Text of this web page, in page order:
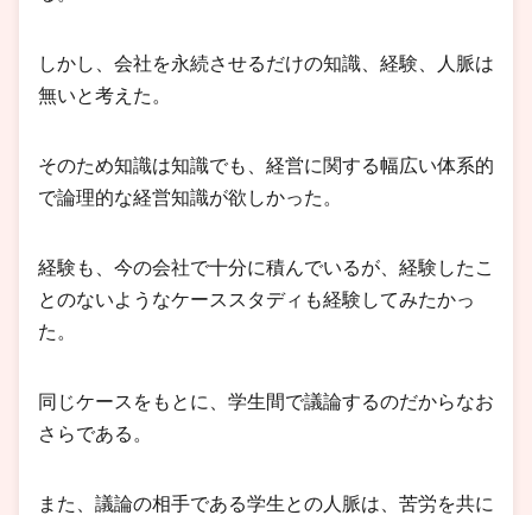
しかし、会社を永続させるだけの知識、経験、人脈は
無いと考えた。
そのため知識は知識でも、経営に関する幅広い体系的
で論理的な経営知識が欲しかった。
経験も、今の会社で十分に積んでいるが、経験したこ
とのないようなケーススタディも経験してみたかっ
た。
同じケースをもとに、学生間で議論するのだからなお
さらである。
また、議論の相手である学生との人脈は、苦労を共に